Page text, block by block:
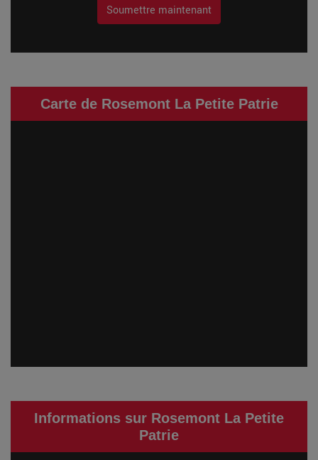
Soumettre maintenant
Carte de Rosemont La Petite Patrie
Informations sur Rosemont La Petite
Patrie